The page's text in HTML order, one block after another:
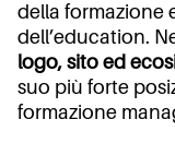
della formazione
dell’education.
logo, sito ed
suo più forte
formazione